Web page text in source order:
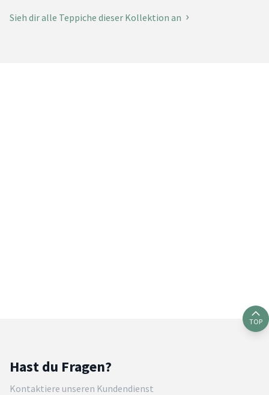
Sieh dir alle Teppiche dieser Kollektion an
TOP
Hast du Fragen?
Kontaktiere unseren Kundendienst